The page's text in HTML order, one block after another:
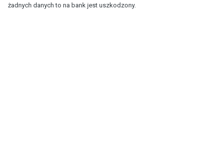
żadnych danych to na bank jest uszkodzony.